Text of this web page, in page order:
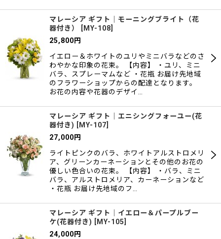
マレーシア ギフト｜モーニングブライト（花
器付き）
MY-108
25,800円
イエロー＆ホワイトのユリやミニバラなどのさ
わやかな印象の花束。 【内容】 ・ユリ、ミニ
バラ、スプレーマムなど ・花瓶 お届け先地域
のフラワーショップからの配達となります。
お花の内容や花器のデザイ…
マレーシア ギフト｜エニシングフォーユー(花
器付き)
MY-107
27,000円
ライトピンクのバラ、ホワイトアルストロメリ
ア、グリーンカーネーションとその他のお花の
優しい色合いの花束。 【内容】 ・バラ、ミニ
バラ、アルストロメリア、カーネーションなど
・花瓶 お届け先地域のフ…
マレーシア ギフト｜イエロー＆パープルブー
ケ(花器付き)
MY-105
24,000円